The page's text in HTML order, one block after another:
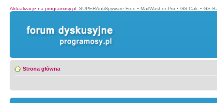
Aktualizacje na programosy.pl: SUPERAntiSpyware Free • MailWasher Pro • GS-Calc • GS-
Strona główna